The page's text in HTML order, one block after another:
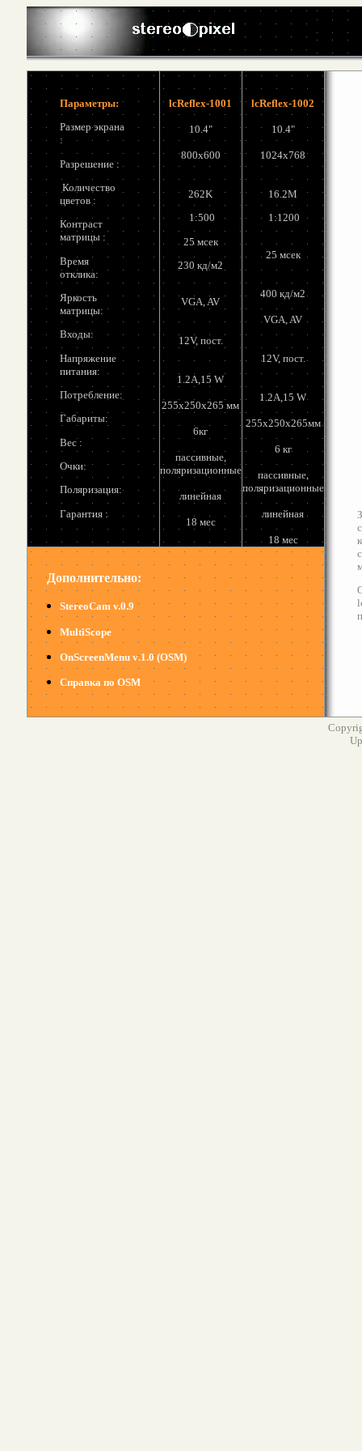
Параметры:
Размер экрана
:
Разрешение :
Количество
цветов :
Контраст
матрицы :
Время
отклика:
Яркость
матрицы:
Входы:
Напряжение
питания:
Потребление:
Габариты:
Вес :
Очки:
Поляризация:
Гарантия :
lcReflex-1001
10.4"
800х600
262K
1:500
25 мсек
230 кд/м2
VGA, AV
12V, пост.
1.2А,15 W
255х250х265 мм
6кг
пассивные,
поляризационные
линейная
18 мес
lcReflex-1002
10.4"
1024x768
16.2M
1:1200
25 мсек
400 кд/м2
VGA, AV
12V, пост.
1. 2А ,15 W
255х250х265мм
6 кг
пассивные,
поляризационные
линейная
18 мес
Дополнительно:
StereoCam v.0.9
MultiScope
OnScreenMenu v.1.0(OSM)
Справка по OSM